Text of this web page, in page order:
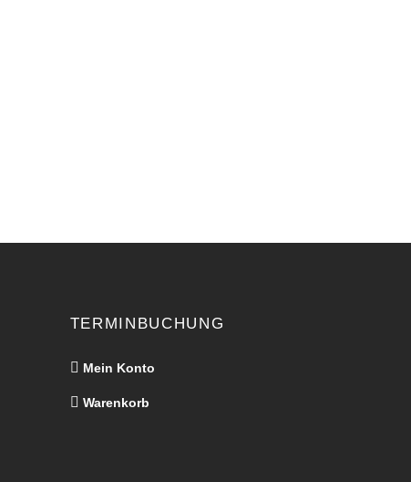
TERMINBUCHUNG
Mein Konto
Warenkorb